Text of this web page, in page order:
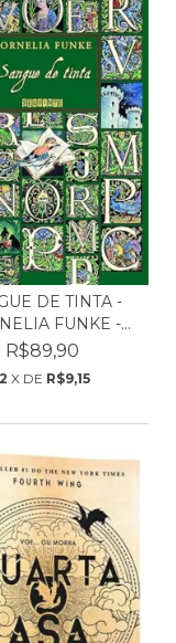
DE TINTA -
FUNKE -
(SÉRI...
R$89,90
X DE R$9,15